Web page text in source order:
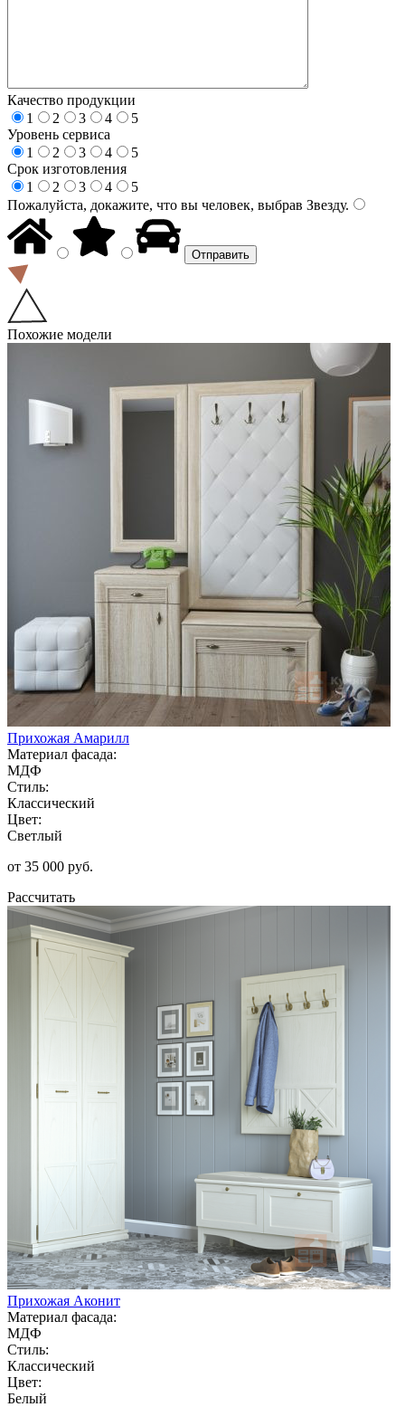
Качество продукции
1
2 3 4
5
Уровень сервиса
1
2 3 4
5
Срок изготовления
1
2 3 4
5
Пожалуйста, докажите, что вы человек, выбрав Звезду.
Похожие модели
Прихожая Амарилл
Материал фасада:
МДФ
Стиль:
Классический
Цвет:
Светлый
от 35 000 руб.
Рассчитать
Прихожая Аконит
Материал фасада:
МДФ
Стиль:
Классический
Цвет:
Белый